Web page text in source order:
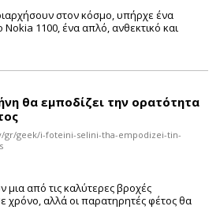
στον κόσμο, υπήρχε ένα
Nokia 1100, ένα απλό, ανθεκτικό και
θα εμποδίζει την ορατότητα
geek/i-foteini-selini-tha-empodizei-tin-
από τις καλύτερες βροχές
χρόνο, αλλά οι παρατηρητές φέτος θα